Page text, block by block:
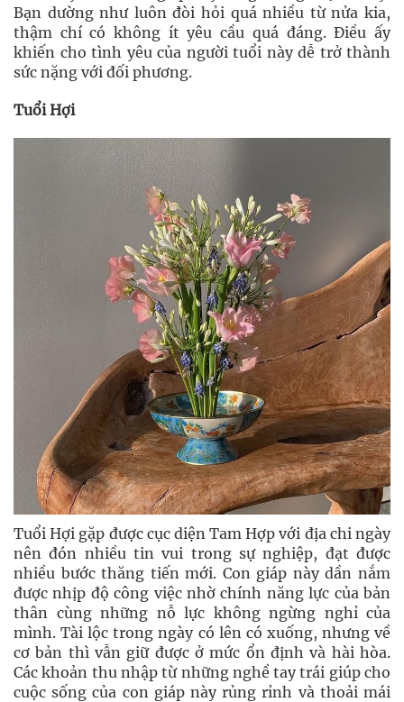
Bạn dường như luôn đòi hỏi quá nhiều từ nửa kia,
thậm chí có không ít yêu cầu quá đáng. Điều ấy
khiến cho tình yêu của người tuổi này dễ trở thành
sức nặng với đối phương.
Tuổi Hợi
Tuổi Hợi gặp được cục diện Tam Hợp với địa chi ngày
nên đón nhiều tin vui trong sự nghiệp, đạt được
nhiều bước thăng tiến mới. Con giáp này dần nắm
được nhịp độ công việc nhờ chính năng lực của bản
thân cùng những nỗ lực không ngừng nghỉ của
mình. Tài lộc trong ngày có lên có xuống, nhưng về
cơ bản thì vẫn giữ được ở mức ổn định và hài hòa.
Các khoản thu nhập từ những nghề tay trái giúp cho
cuộc sống của con giáp này rủng rỉnh và thoải mái